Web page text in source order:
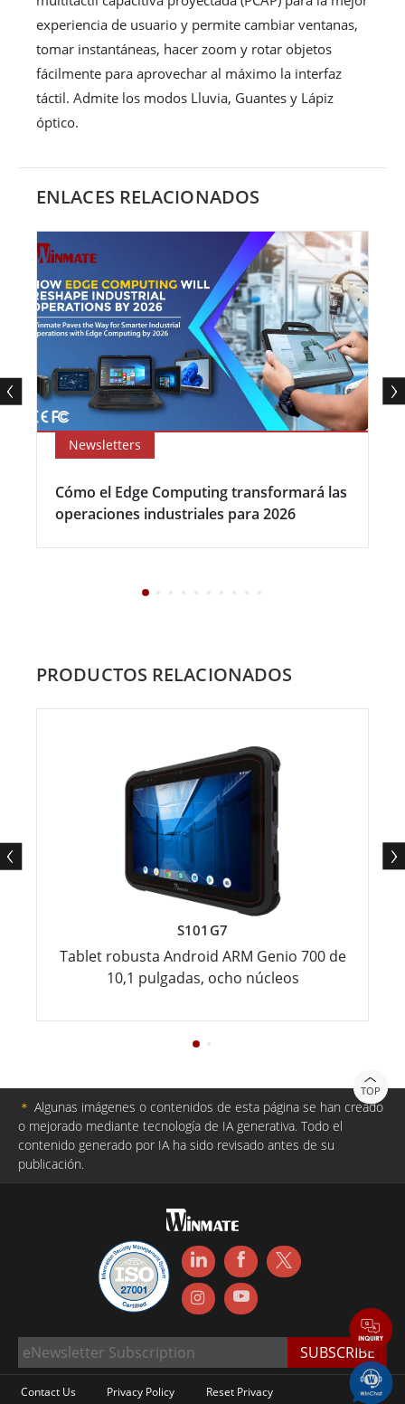
experiencia de usuario y permite cambiar ventanas,
tomar instantáneas, hacer zoom y rotar objetos
fácilmente para aprovechar al máximo la interfaz
táctil. Admite los modos Lluvia, Guantes y Lápiz
óptico.
ENLACES RELACIONADOS
Newsletters
Cómo el Edge Computing transformará las
operaciones industriales para 2026
PRODUCTOS RELACIONADOS
S101G7
Tablet robusta Android ARM Genio 700 de
10,1 pulgadas, ocho núcleos
TOP
＊ Algunas imágenes o contenidos de esta página se han creado
o mejorado mediante tecnología de IA generativa. Todo el
contenido generado por IA ha sido revisado antes de su
publicación.
Contact Us Privacy Policy Reset Privacy